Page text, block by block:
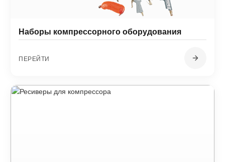
Наборы компрессорного оборудования
ПЕРЕЙТИ